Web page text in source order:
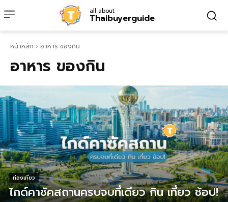
all about
Thaibuyerguide
หน้าหลัก อาหาร ของกิน
อาหาร ของกิน
ท่องเที่ยว
ไกด์คาซัคสถานครบจบที่เดียว กิน เที่ยว ช้อป!